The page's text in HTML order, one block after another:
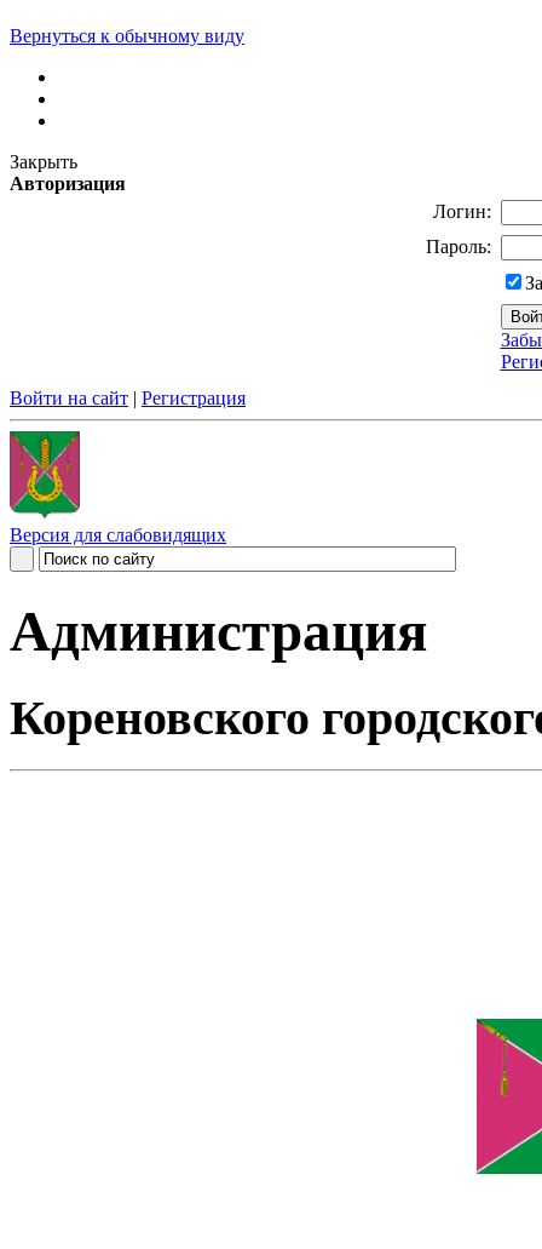
Вернуться к обычному виду
Закрыть
Авторизация
Логин:
Пароль:
Войти на сайт | Регистрация
Версия для слабовидящих
Администрация
Кореновского